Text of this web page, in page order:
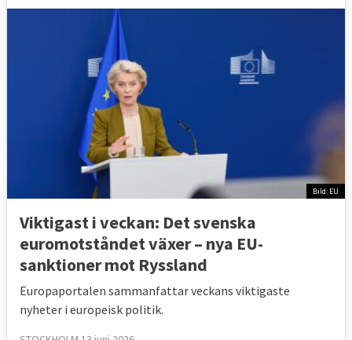
Bild: EU
Viktigast i veckan: Det svenska
euromotståndet växer – nya EU-
sanktioner mot Ryssland
Europaportalen sammanfattar veckans viktigaste
nyheter i europeisk politik.